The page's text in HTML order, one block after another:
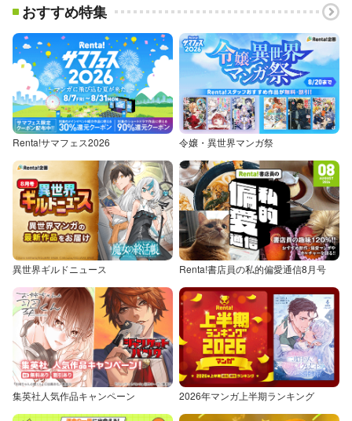
おすすめ特集
Renta!サマフェス2026 令嬢・異世界マンガ祭
異世界ギルドニュース Renta!書店員の私的偏愛通信8月号
集英社人気作品キャンペーン 2026年マンガ上半期ランキング